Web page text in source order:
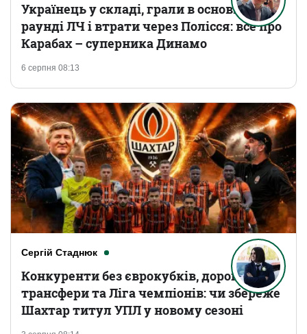
6 серпня 08:13
Українець у складі, грали в основному
раунді ЛЧ і втрати через Полісся: все про
Карабах – суперника Динамо
Сергій Стаднюк
Конкуренти без єврокубків, дорогі
трансфери та Ліга чемпіонів: чи збереже
Шахтар титул УПЛ у новому сезоні